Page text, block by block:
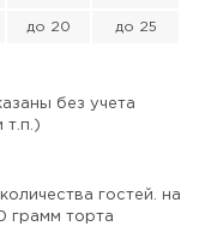
до 20 до 25
без учета
т.п.)
гостей. на
грамм торта